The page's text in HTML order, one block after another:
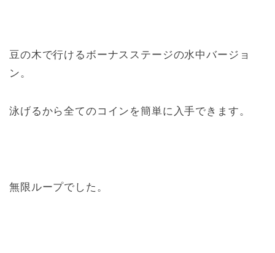
豆の木で行けるボーナスステージの水中バージョ
ン。
泳げるから全てのコインを簡単に入手できます。
無限ループでした。